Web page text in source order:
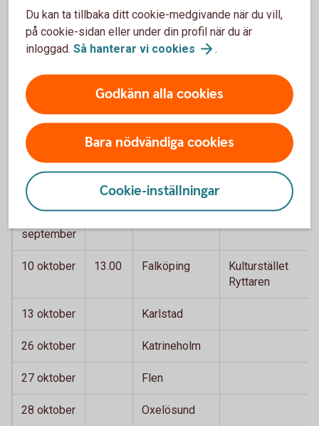
18.00
29 augusti 12.30 Trelleborg
26
september
14.00 Värnamo
Familjedag,
Cityföreningen
september
Svenljunga
september
Skene
september
10 oktober 13.00 Falköping
Kulturstället
Ryttaren
13 oktober Karlstad
26 oktober Katrineholm
27 oktober Flen
28 oktober Oxelösund
Du kan ta tillbaka ditt cookie-medgivande när du vill,
på cookie-sidan eller under din profil när du är
inloggad. Så hanterar vi cookies .
Godkänn alla cookies
Bara nödvändiga cookies
Cookie-inställningar